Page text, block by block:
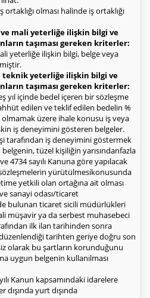
olması halinde iş ortaklığı
mali yeterliğe ilişkin bilgi ve
taşıması gereken kriterler:
yeterliğe ilişkin bilgi, belge veya
teknik yeterliğe ilişkin bilgi ve
taşıması gereken kriterler:
yıl içinde bedel içeren bir sözleşme
edilen ve teklif edilen bedelin %
olmamak üzere ihale konusu iş veya
iş deneyimini gösteren belgeler.
tarafından iş deneyimini göstermek
tüzel kişiliğin yarısındanfazla
4734 sayılı Kanuna göre yapılacak
yürütülmesikonusunda
yetkili olan ortağına ait olması
sanayi odası/ticaret
bulunan ticaret sicili müdürlükleri
müşavir ya da serbest muhasebeci
ilk ilan tarihinden sonra
tarihten geriye doğru son
olarak bu şartların korunduğunu
uygun belgenin kullanılması
Kanun kapsamındaki idarelere
yurt dışında